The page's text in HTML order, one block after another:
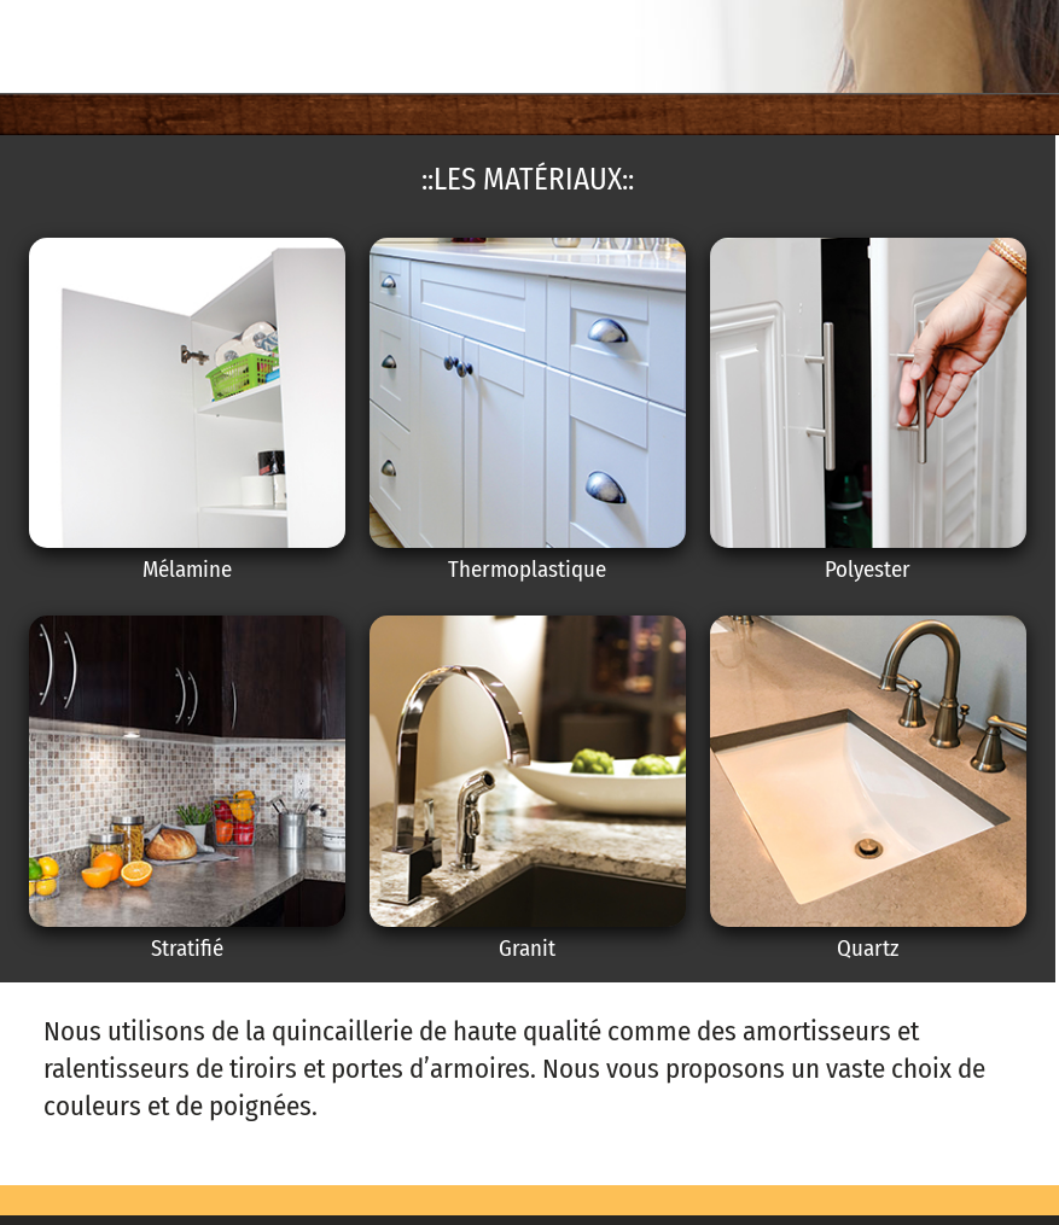
::LES MATÉRIAUX::
Mélamine Thermoplastique Polyester
Stratifié Granit Quartz
Nous utilisons de la quincaillerie de haute qualité comme des amortisseurs et
ralentisseurs de tiroirs et portes d’armoires. Nous vous proposons un vaste choix de
couleurs et de poignées.